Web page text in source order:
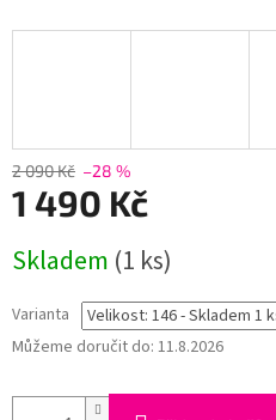
2 090 Kč –28 %
1 490 Kč
cena:
Skladem (1 ks)
Varianta
Můžeme doručit do: 11.8.2026